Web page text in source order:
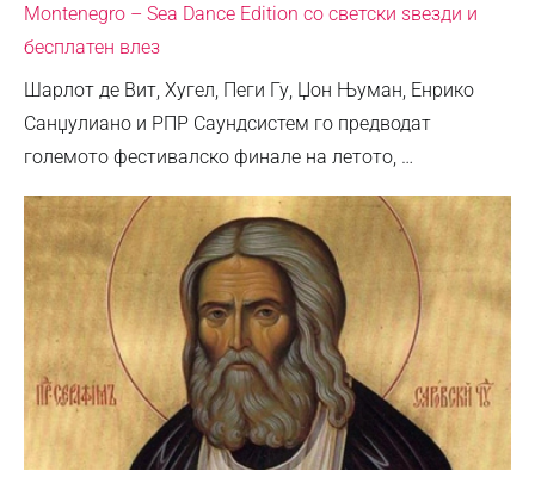
Montenegro – Sea Dance Edition со светски ѕвезди и
бесплатен влез
Шарлот де Вит, Хугел, Пеги Гу, Џон Њуман, Енрико
Санџулиано и РПР Саундсистем го предводат
големото фестивалско финале на летото, …